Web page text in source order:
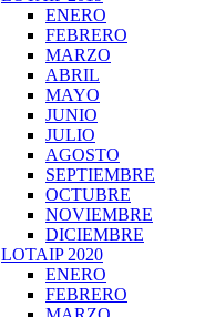
ENERO
FEBRERO
MARZO
ABRIL
MAYO
JUNIO
JULIO
AGOSTO
SEPTIEMBRE
OCTUBRE
NOVIEMBRE
DICIEMBRE
LOTAIP 2020
ENERO
FEBRERO